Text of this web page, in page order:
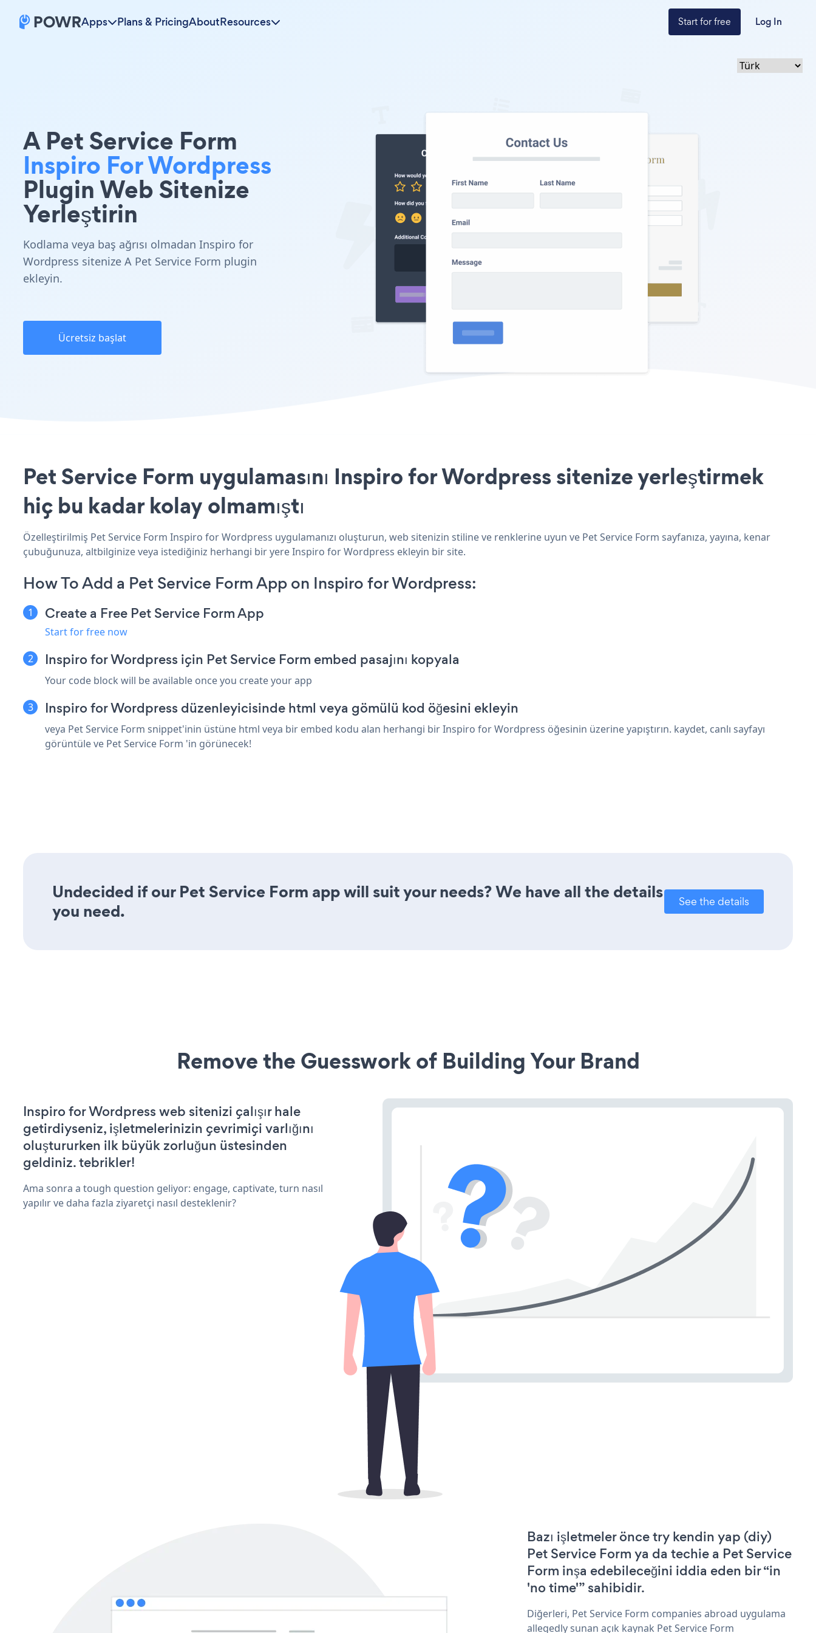
Apps Plans & PricingAboutResources Start for free Log In
A Pet Service Form
Inspiro For Wordpress
Plugin Web Sitenize
Yerleştirin
Kodlama veya baş ağrısı olmadan Inspiro for
Wordpress sitenize A Pet Service Form plugin
ekleyin.
Ücretsiz başlat
Pet Service Form uygulamasını Inspiro for Wordpress sitenize yerleştirmek
hiç bu kadar kolay olmamıştı
Özelleştirilmiş Pet Service Form Inspiro for Wordpress uygulamanızı oluşturun, web sitenizin stiline ve renklerine uyun ve Pet Service Form sayfanıza, yayına, kenar
çubuğunuza, altbilginize veya istediğiniz herhangi bir yere Inspiro for Wordpress ekleyin bir site.
How To Add a Pet Service Form App on Inspiro for Wordpress:
Create a Free Pet Service Form App
Start for free now
Inspiro for Wordpress için Pet Service Form embed pasajını kopyala
Your code block will be available once you create your app
Inspiro for Wordpress düzenleyicisinde html veya gömülü kod öğesini ekleyin
veya Pet Service Form snippet'inin üstüne html veya bir embed kodu alan herhangi bir Inspiro for Wordpress öğesinin üzerine yapıştırın. kaydet, canlı sayfayı
görüntüle ve Pet Service Form 'in görünecek!
Undecided if our Pet Service Form app will suit your needs? We have all the details
you need.
See the details
Remove the Guesswork of Building Your Brand
Inspiro for Wordpress web sitenizi çalışır hale
getirdiyseniz, işletmelerinizin çevrimiçi varlığını
oluştururken ilk büyük zorluğun üstesinden
geldiniz. tebrikler!
Ama sonra a tough question geliyor: engage, captivate, turn nasıl
yapılır ve daha fazla ziyaretçi nasıl desteklenir?
Bazı işletmeler önce try kendin yap (diy)
Pet Service Form ya da techie a Pet Service
Form inşa edebileceğini iddia eden bir “in
'no time'” sahibidir.
Diğerleri, Pet Service Form companies abroad uygulama
allegedly sunan açık kaynak Pet Service Form